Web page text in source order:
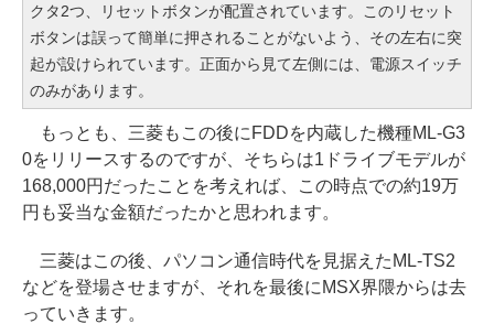
クタ2つ、リセットボタンが配置されています。このリセット
ボタンは誤って簡単に押されることがないよう、その左右に突
起が設けられています。正面から見て左側には、電源スイッチ
のみがあります。
もっとも、三菱もこの後にFDDを内蔵した機種ML-G3
0をリリースするのですが、そちらは1ドライブモデルが
168,000円だったことを考えれば、この時点での約19万
円も妥当な金額だったかと思われます。
三菱はこの後、パソコン通信時代を見据えたML-TS2
などを登場させますが、それを最後にMSX界隈からは去
っていきます。